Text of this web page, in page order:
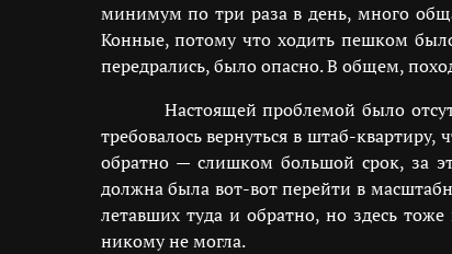
минимум по три раза в день, много
Конные, потому что ходить пешком
передрались, было опасно. В общем,
Настоящей проблемой было
требовалось вернуться в штаб-
обратно — слишком большой срок, за
должна была вот-вот перейти в
летавших туда и обратно, но здесь
никому не могла.